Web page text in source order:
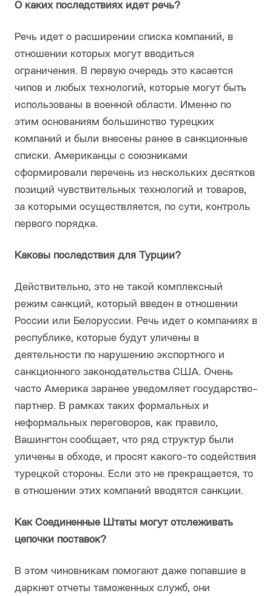
О каких последствиях идет речь?
Речь идет о расширении списка компаний, в
отношении которых могут вводиться
ограничения. В первую очередь это касается
чипов и любых технологий, которые могут быть
использованы в военной области. Именно по
этим основаниям большинство турецких
компаний и были внесены ранее в санкционные
списки. Американцы с союзниками
сформировали перечень из нескольких десятков
позиций чувствительных технологий и товаров,
за которыми осуществляется, по сути, контроль
первого порядка.
Каковы последствия для Турции?
Действительно, это не такой комплексный
режим санкций, который введен в отношении
России или Белоруссии. Речь идет о компаниях в
республике, которые будут уличены в
деятельности по нарушению экспортного и
санкционного законодательства США. Очень
часто Америка заранее уведомляет государство-
партнер. В рамках таких формальных и
неформальных переговоров, как правило,
Вашингтон сообщает, что ряд структур были
уличены в обходе, и просят какого-то содействия
турецкой стороны. Если это не прекращается, то
в отношении этих компаний вводятся санкции.
Как Соединенные Штаты могут отслеживать
цепочки поставок?
В этом чиновникам помогают даже попавшие в
даркнет отчеты таможенных служб, они